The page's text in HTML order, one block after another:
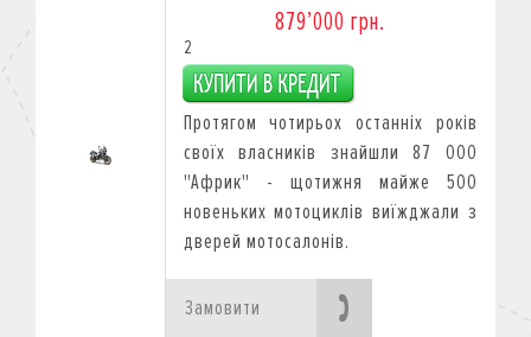
879’000 грн.
2
Протягом чотирьох останніх років
своїх власників знайшли 87 000
"Африк" - щотижня майже 500
новеньких мотоциклів виїжджали з
дверей мотосалонів.
Замовити